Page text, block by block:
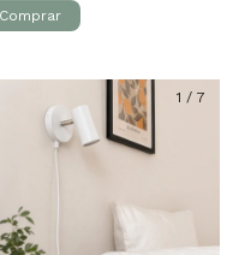
1 / 7